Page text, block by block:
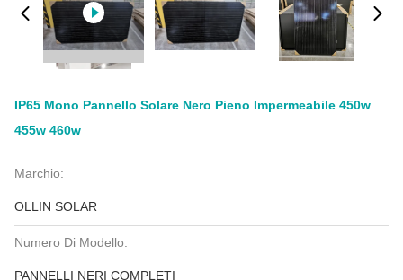
IP65 Mono Pannello Solare Nero Pieno Impermeabile 450w
455w 460w
Marchio:
OLLIN SOLAR
Numero Di Modello:
PANNELLI NERI COMPLETI